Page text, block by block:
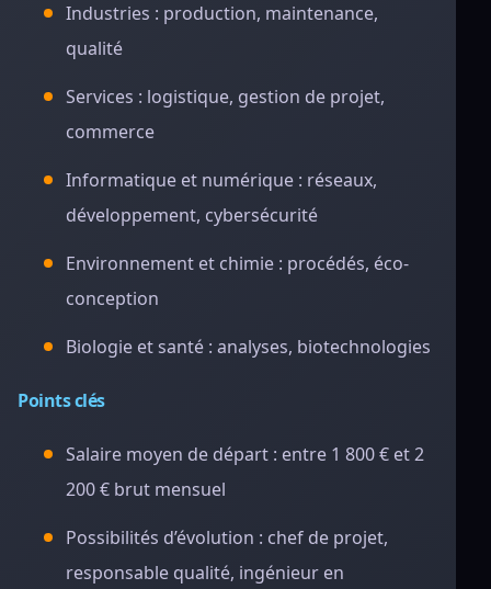
Industries : production, maintenance,
qualité
Services : logistique, gestion de projet,
commerce
Informatique et numérique : réseaux,
développement, cybersécurité
Environnement et chimie : procédés, éco-
conception
Biologie et santé : analyses, biotechnologies
Points clés
Salaire moyen de départ : entre 1 800 € et 2
200 € brut mensuel
Possibilités d’évolution : chef de projet,
responsable qualité, ingénieur en